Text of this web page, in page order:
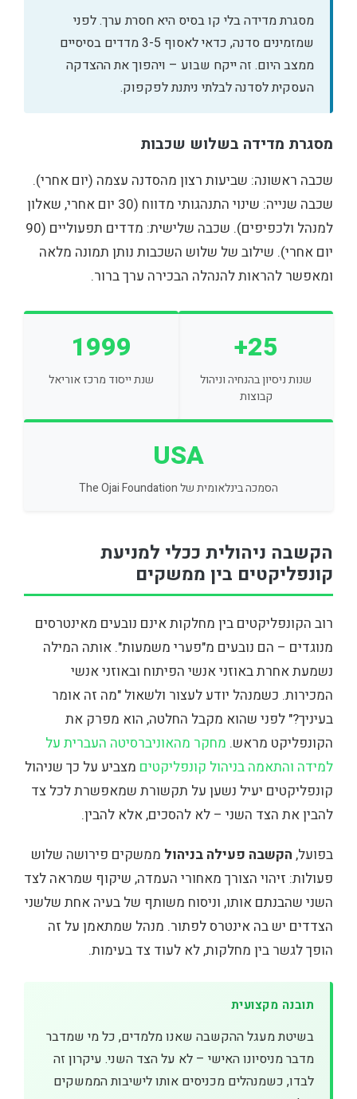
מסגרת מדידה בלי קו בסיס היא חסרת ערך. לפני
שמזמינים סדנה, כדאי לאסוף 3-5 מדדים בסיסיים
ממצב היום. זה ייקח שבוע – ויהפוך את ההצדקה
העסקית לסדנה לבלתי ניתנת לפקפוק.
מסגרת מדידה בשלוש שכבות
שכבה ראשונה: שביעות רצון מהסדנה עצמה (יום אחרי).
שכבה שנייה: שינוי התנהגותי מדווח (30 יום אחרי, שאלון
למנהל ולכפיפים). שכבה שלישית: מדדים תפעוליים (90
יום אחרי). שילוב של שלוש השכבות נותן תמונה מלאה
ומאפשר להראות להנהלה הבכירה ערך ברור.
25+
שנות ניסיון בהנחיה וניהול
קבוצות
1999
שנת ייסוד מרכז אוריאל
USA
הסמכה בינלאומית של The Ojai Foundation
הקשבה ניהולית ככלי למניעת
קונפליקטים בין ממשקים
רוב הקונפליקטים בין מחלקות אינם נובעים מאינטרסים
מנוגדים – הם נובעים מ"פערי משמעות". אותה המילה
נשמעת אחרת באוזני אנשי הפיתוח ובאוזני אנשי
המכירות. כשמנהל יודע לעצור ולשאול "מה זה אומר
בעיניך?" לפני שהוא מקבל החלטה, הוא מפרק את
הקונפליקט מראש. מחקר מהאוניברסיטה העברית על
למידה והתאמה בניהול קונפליקטים מצביע על כך שניהול
קונפליקטים יעיל נשען על תקשורת שמאפשרת לכל צד
להבין את הצד השני – לא להסכים, אלא להבין.
בפועל, הקשבה פעילה בניהול ממשקים פירושה שלוש
פעולות: זיהוי הצורך מאחורי העמדה, שיקוף שמראה לצד
השני שהבנתם אותו, וניסוח משותף של בעיה אחת שלשני
הצדדים יש בה אינטרס לפתור. מנהל שמתאמן על זה
הופך לגשר בין מחלקות, לא לעוד צד בעימות.
תובנה מקצועית
בשיטת מעגל ההקשבה שאנו מלמדים, כל מי שמדבר
מדבר מניסיונו האישי – לא על הצד השני. עיקרון זה
לבדו, כשמנהלים מכניסים אותו לישיבות הממשקים